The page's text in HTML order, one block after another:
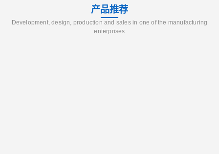
产品推荐
Development, design, production and sales in one of the manufacturing
enterprises